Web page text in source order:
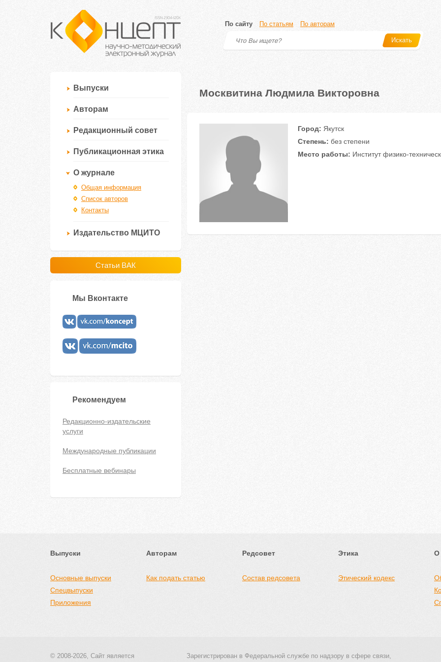
По сайту По статьям По авторам
Искать
Выпуски
Авторам
Редакционный совет
Публикационная этика
О журнале
Общая информация
Список авторов
Контакты
Издательство МЦИТО
Статьи ВАК
Мы Вконтакте
Рекомендуем
Редакционно-издательские
услуги
Международные публикации
Бесплатные вебинары
Москвитина Людмила Викторовна
Город: Якутск
Степень: без степени
Место работы: Институт физико-
Выпуски
Основные выпуски
Спецвыпуски
Приложения
Авторам
Как подать статью
Редсовет
Состав редсовета
Этика
Этический кодекс
О
© 2008-2026, Сайт является
Зарегистрирован в Федеральной службе по надзору в сфере связи,